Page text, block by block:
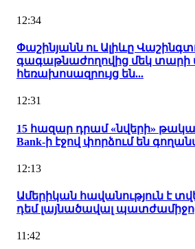
12:34
Փաշինյանն ու Ալիևը
գագաթնաժողովից մեկ տարի
հեռախոսազրույց են...
12:31
15 հազար դրամ «նվերի»
Bank-ի էջով փորձում են
12:13
Ամերիկան հավանություն է
դեմ լայնածավալ
11:42